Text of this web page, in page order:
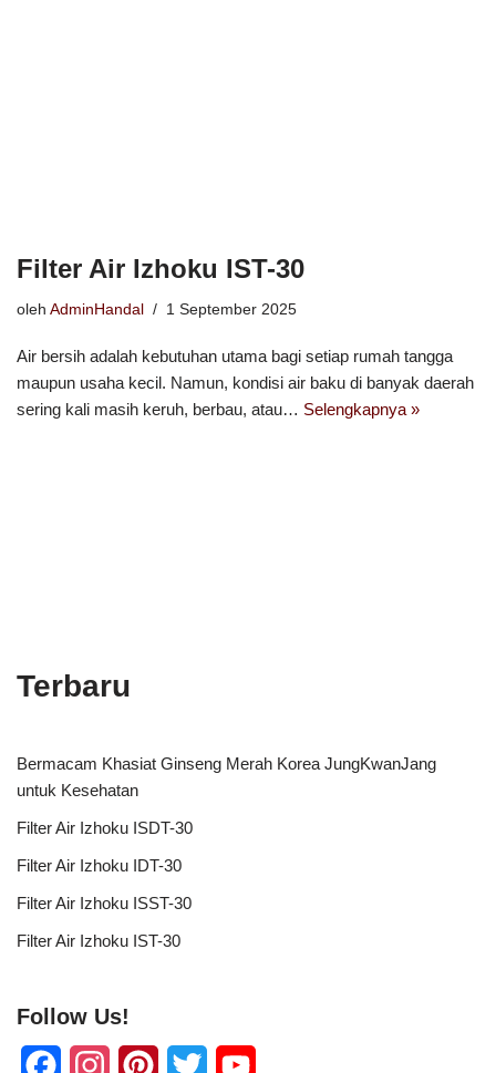
Filter Air Izhoku IST-30
oleh AdminHandal 1 September 2025
Air bersih adalah kebutuhan utama bagi setiap rumah tangga
maupun usaha kecil. Namun, kondisi air baku di banyak daerah
sering kali masih keruh, berbau, atau… Selengkapnya »
Terbaru
Bermacam Khasiat Ginseng Merah Korea JungKwanJang
untuk Kesehatan
Filter Air Izhoku ISDT-30
Filter Air Izhoku IDT-30
Filter Air Izhoku ISST-30
Filter Air Izhoku IST-30
Follow Us!